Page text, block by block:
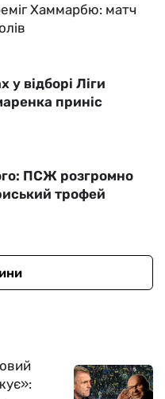
Хаммарбю: матч
відборі Ліги
приніс
ПСЖ розгромно
трофей